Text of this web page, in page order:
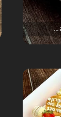
...